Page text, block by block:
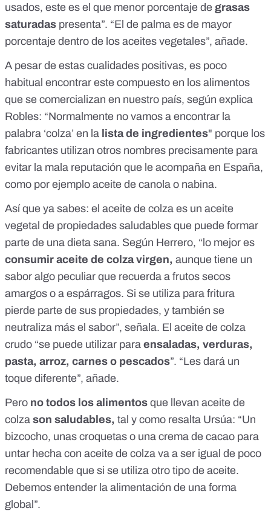
usados, este es el que menor porcentaje de grasas
saturadas presenta”. “El de palma es de mayor
porcentaje dentro de los aceites vegetales”, añade.
A pesar de estas cualidades positivas, es poco
habitual encontrar este compuesto en los alimentos
que se comercializan en nuestro país, según explica
Robles: “Normalmente no vamos a encontrar la
palabra ‘colza’ en la lista de ingredientes" porque los
fabricantes utilizan otros nombres precisamente para
evitar la mala reputación que le acompaña en España,
como por ejemplo aceite de canola o nabina.
Así que ya sabes: el aceite de colza es un aceite
vegetal de propiedades saludables que puede formar
parte de una dieta sana. Según Herrero, “lo mejor es
consumir aceite de colza virgen, aunque tiene un
sabor algo peculiar que recuerda a frutos secos
amargos o a espárragos. Si se utiliza para fritura
pierde parte de sus propiedades, y también se
neutraliza más el sabor”, señala. El aceite de colza
crudo “se puede utilizar para ensaladas, verduras,
pasta, arroz, carnes o pescados”. “Les dará un
toque diferente”, añade.
Pero no todos los alimentos que llevan aceite de
colza son saludables, tal y como resalta Ursúa: “Un
bizcocho, unas croquetas o una crema de cacao para
untar hecha con aceite de colza va a ser igual de poco
recomendable que si se utiliza otro tipo de aceite.
Debemos entender la alimentación de una forma
global”.